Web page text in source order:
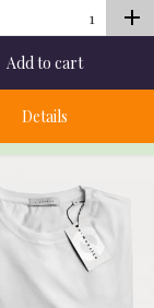
Add to cart
Details